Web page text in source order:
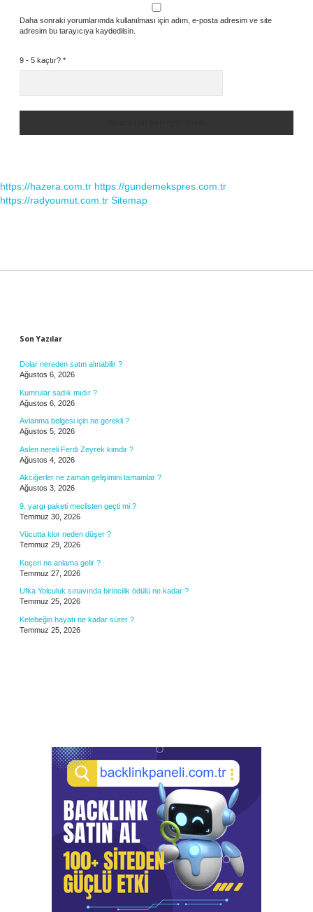
Daha sonraki yorumlarımda kullanılması için adım, e-posta adresim ve site
adresim bu tarayıcıya kaydedilsin.
9 - 5 kaçtır? *
https://hazera.com.tr https://gundemekspres.com.tr
https://radyoumut.com.tr Sitemap
Son Yazılar
Dolar nereden satın alınabilir ?
Ağustos 6, 2026
Kumrular sadık mıdır ?
Ağustos 6, 2026
Avlanma belgesi için ne gerekli ?
Ağustos 5, 2026
Aslen nereli Ferdi Zeyrek kimdir ?
Ağustos 4, 2026
Akciğerler ne zaman gelişimini tamamlar ?
Ağustos 3, 2026
9. yargı paketi meclisten geçti mi ?
Temmuz 30, 2026
Vücutta klor neden düşer ?
Temmuz 29, 2026
Koçeri ne anlama gelir ?
Temmuz 27, 2026
Ufka Yolculuk sınavında birincilik ödülü ne kadar ?
Temmuz 25, 2026
Kelebeğin hayatı ne kadar sürer ?
Temmuz 25, 2026